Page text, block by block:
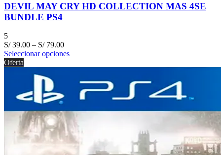
DEVIL MAY CRY HD COLLECTION MAS 4SE
BUNDLE PS4
5
S/39.00 – S/79.00
Seleccionar opciones
Oferta